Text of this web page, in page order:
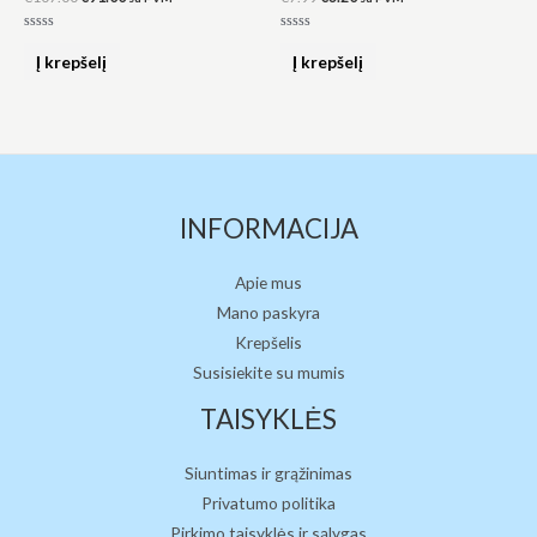
Į krepšelį Į krepšelį
INFORMACIJA
Apie mus
Mano paskyra
Krepšelis
Susisiekite su mumis
TAISYKLĖS
Siuntimas ir grąžinimas
Privatumo politika
Pirkimo taisyklės ir sąlygas